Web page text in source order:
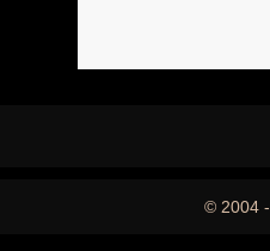
© 2004